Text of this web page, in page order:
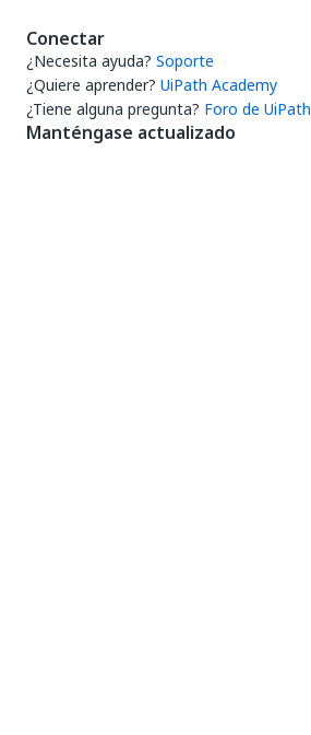
Conectar
¿Necesita ayuda? Soporte
¿Quiere aprender? UiPath Academy
¿Tiene alguna pregunta? Foro de UiPath
Manténgase actualizado